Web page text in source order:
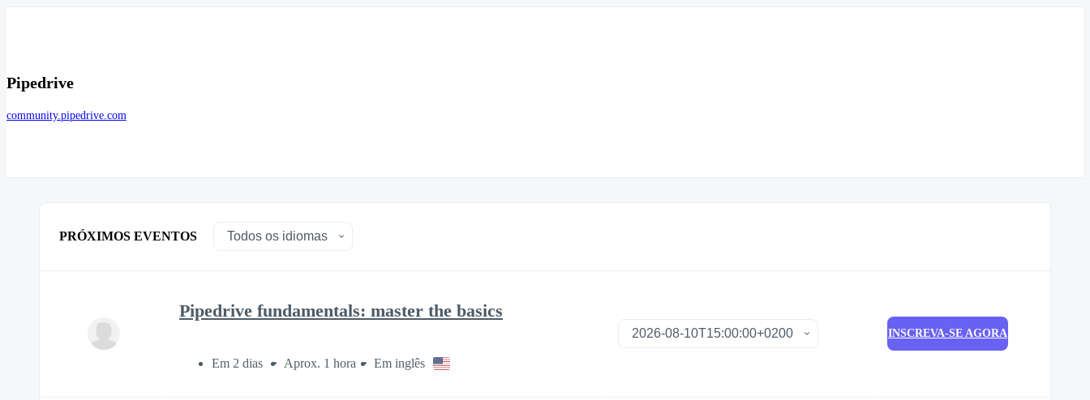
Pipedrive
community.pipedrive.com
PRÓXIMOS EVENTOS
Pipedrive fundamentals: master the basics
Em 2 dias Aprox. 1 hora Em inglês
INSCREVA-SE AGORA